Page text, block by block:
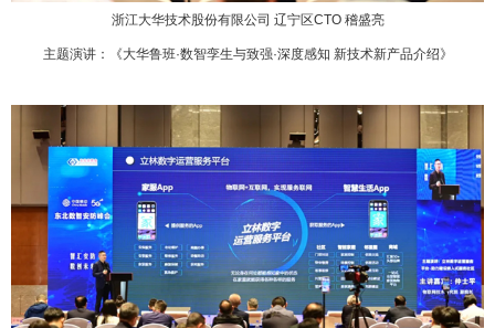
浙江大华技术股份有限公司 辽宁区CTO 稽盛亮
主题演讲：《大华鲁班·数智孪生与致强·深度感知 新技术新产品介绍》